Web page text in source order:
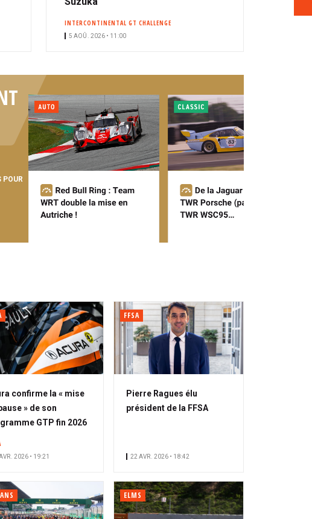
INTERCONTINENTAL GT CHALLENGE
5 AOÛ. 2026 • 11:00
POUR
confirme la « mise
» de son
GTP fin 2026
2026 • 19:21
FFSA
Pierre Ragues élu
président de la FFSA
22 AVR. 2026 • 18:42
ELMS